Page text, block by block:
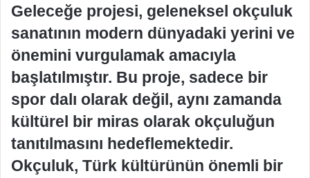
Geleceğe projesi, geleneksel okçuluk
sanatının modern dünyadaki yerini ve
önemini vurgulamak amacıyla
başlatılmıştır. Bu proje, sadece bir
spor dalı olarak değil, aynı zamanda
kültürel bir miras olarak okçuluğun
tanıtılmasını hedeflemektedir.
Okçuluk, Türk kültürünün önemli bir